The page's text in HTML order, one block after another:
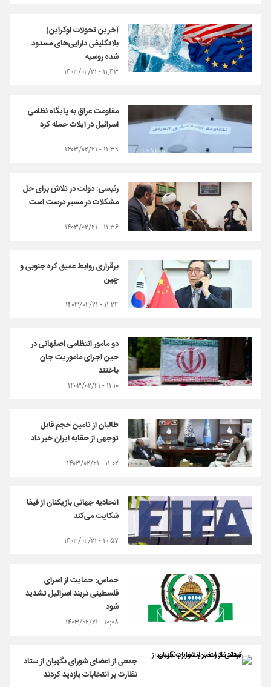
آخرین تحولات اوکراین|
بلاتکلیفی دارایی‌های مسدود
شده روسیه
۱۱:۴۳ - ۱۴۰۳/۰۲/۲۱
مقاومت عراق به پایگاه نظامی
اسرائیل در ایلات حمله کرد
۱۱:۳۹ - ۱۴۰۳/۰۲/۲۱
رئیسی: دولت در تلاش برای حل
مشکلات در مسیر درست است
۱۱:۳۶ - ۱۴۰۳/۰۲/۲۱
برقراری روابط عمیق کره جنوبی و
چین
۱۱:۲۴ - ۱۴۰۳/۰۲/۲۱
دو مامور انتظامی اصفهانی در
حین اجرای ماموریت جان
باختند
۱۱:۱۰ - ۱۴۰۳/۰۲/۲۱
طالبان از تامین حجم قابل
توجهی از حقابه ایران خبر داد
۱۱:۰۲ - ۱۴۰۳/۰۲/۲۱
اتحادیه جهانی بازیکنان از فیفا
شکایت می‌کند
۱۰:۵۷ - ۱۴۰۳/۰۲/۲۱
حماس: حمایت از اسرای
فلسطینی دربند اسرائیل تشدید
شود
۱۰:۰۸ - ۱۴۰۳/۰۲/۲۱
جمعی از اعضای شورای نگهبان از ستاد
نظارت بر انتخابات بازدید کردند